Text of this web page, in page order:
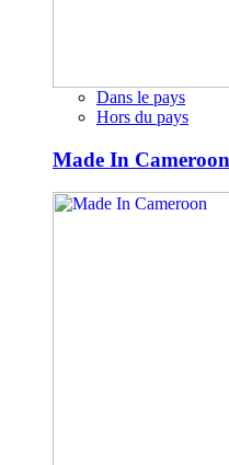
Dans le pays
Hors du pays
Made In Cameroon